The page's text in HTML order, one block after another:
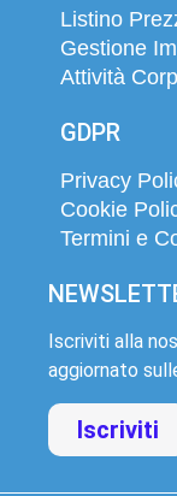
Listino
Gestione
Attività
GDPR
Privacy
Cookie
Termini e
Iscriviti alla
aggiornato
Iscriviti